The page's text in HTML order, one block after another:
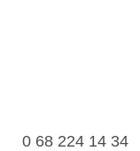
0 68 224 14 34